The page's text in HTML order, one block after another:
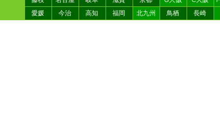
愛媛
今治 高知 福岡 北九州 鳥栖 長崎